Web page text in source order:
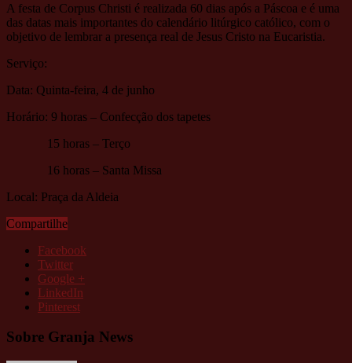
A festa de Corpus Christi é realizada 60 dias após a Páscoa e é uma
das datas mais importantes do calendário litúrgico católico, com o
objetivo de lembrar a presença real de Jesus Cristo na Eucaristia.
Serviço:
Data: Quinta-feira, 4 de junho
Horário: 9 horas – Confecção dos tapetes
15 horas – Terço
16 horas – Santa Missa
Local: Praça da Aldeia
Compartilhe
Facebook
Twitter
Google +
LinkedIn
Pinterest
Sobre Granja News